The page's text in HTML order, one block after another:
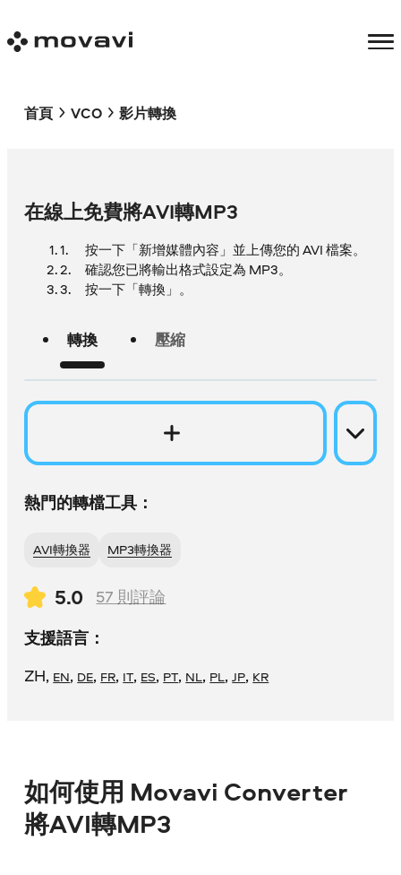
首頁 VCO 影片轉換
在線上免費將AVI轉MP3
按一下「新增媒體內容」並上傳您的 AVI 檔案。
確認您已將輸出格式設定為 MP3。
按一下「轉換」。
轉換 壓縮
熱門的轉檔工具：
AVI轉換器 MP3轉換器
5.0 57 則評論
支援語言：
ZH, EN, DE, FR, IT, ES, PT, NL, PL,JP, KR
如何使用 Movavi Converter
將AVI轉MP3